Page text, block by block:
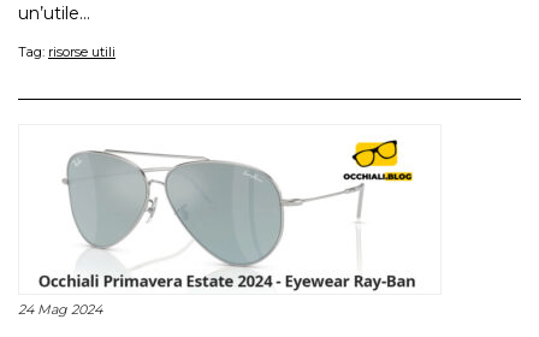
un’utile...
Tag: risorse utili
24 Mag 2024